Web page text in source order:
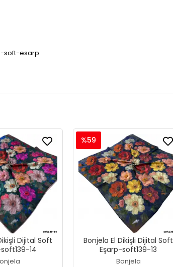
soft-esarp
Dijital Soft
14
Bonjela El Dikişli Dijital Soft
Eşarp-soft139-13
Bonjela
%59